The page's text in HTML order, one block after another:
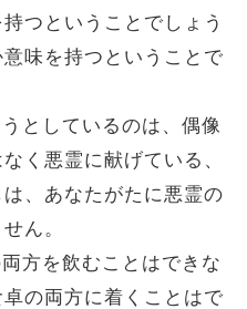
つということでしょう
味を持つということで
としているのは、偶像
く悪霊に献げている、
、あなたがたに悪霊の
ん。
方を飲むことはできな
の両方に着くことはで